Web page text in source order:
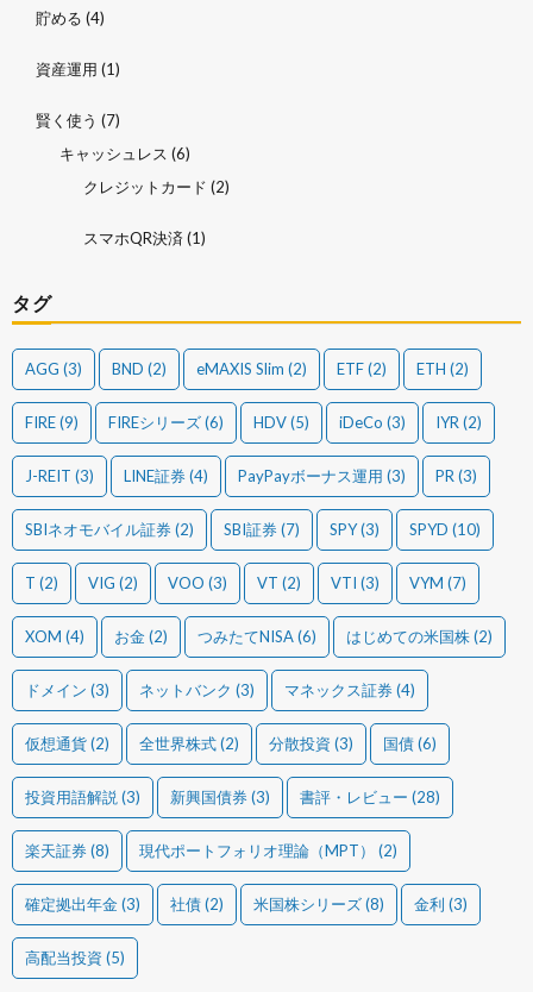
貯める (4)
資産運用 (1)
賢く使う (7)
キャッシュレス (6)
クレジットカード (2)
スマホQR決済 (1)
タグ
AGG (3) BND (2) eMAXIS Slim (2) ETF(2) ETH (2)
FIRE(9) FIREシリーズ(6) HDV(5) iDeCo (3) IYR (2)
J-REIT (3) LINE証券(4) PayPayボーナス運用 (3) PR (3)
SBIネオモバイル証券(2) SBI証券(7) SPY(3) SPYD (10)
T (2) VIG (2) VOO (3) VT (2) VTI (3) VYM (7)
XOM (4) お金(2) つみたてNISA(6) はじめての米国株(2)
ドメイン (3) ネットバンク (3) マネックス証券(4)
仮想通貨(2) 全世界株式(2) 分散投資 (3) 国債(6)
投資用語解説 (3) 新興国債券(3) 書評・レビュー (28)
楽天証券(8) 現代ポートフォリオ理論（MPT） (2)
確定拠出年金(3) 社債(2) 米国株シリーズ(8) 金利 (3)
高配当投資 (5)